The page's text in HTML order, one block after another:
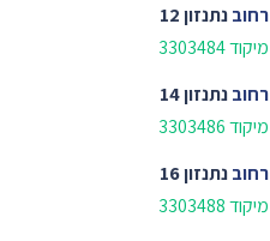
רחובנתנזון 12
מיקוד 3303484
רחובנתנזון 14
מיקוד 3303486
רחובנתנזון 16
מיקוד 3303488